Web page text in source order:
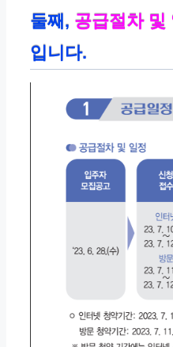
둘째, 공급절차 및
입니다.